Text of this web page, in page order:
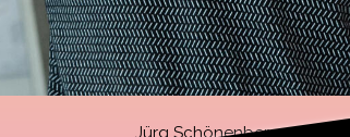
Jürg Schönenberger